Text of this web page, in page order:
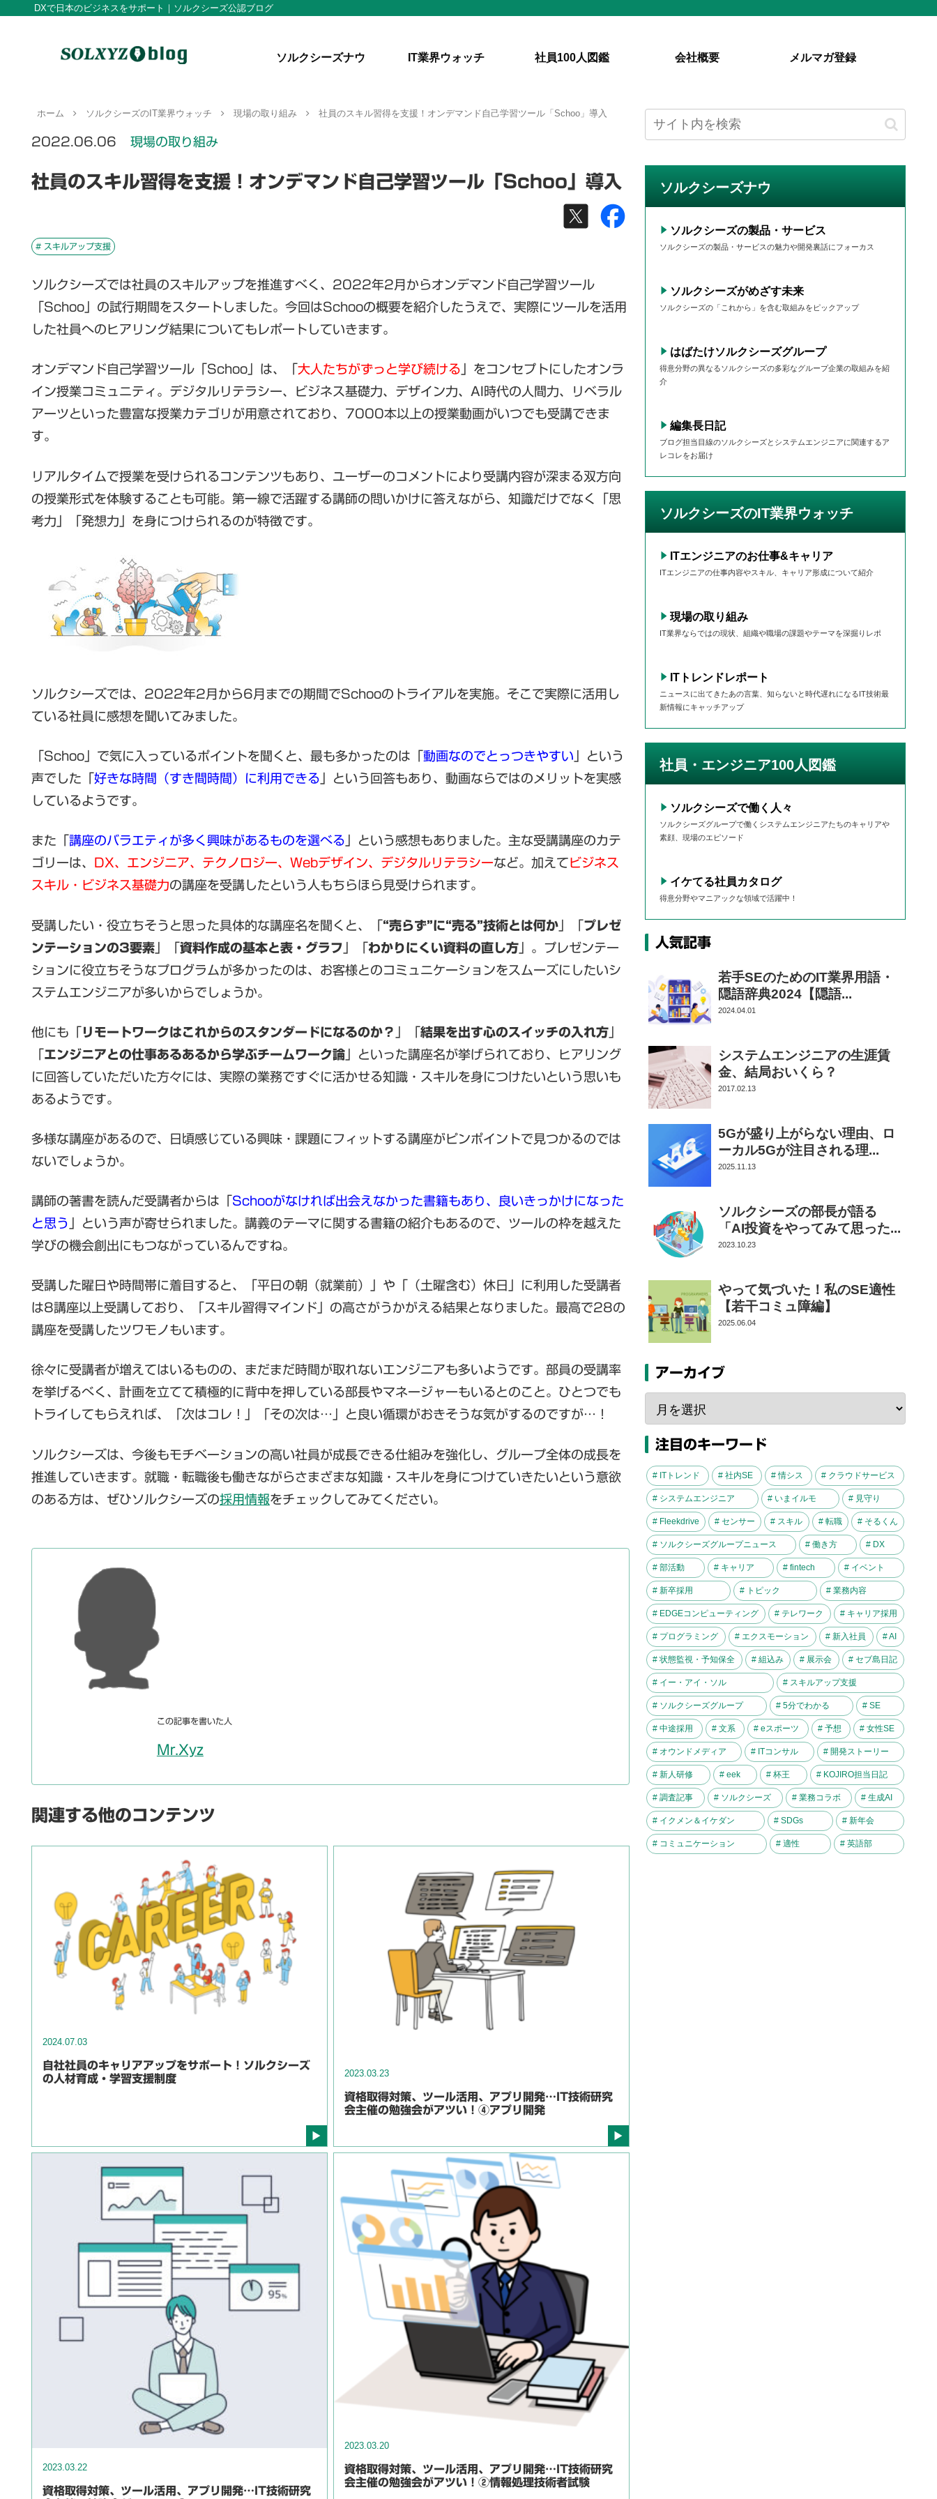
DXで日本のビジネスをサポート｜ソルクシーズ公認ブログ
ソルクシーズナウ IT業界ウォッチ 社員100人図鑑 会社概要 メルマガ登録
ホーム ソルクシーズのIT業界ウォッチ 現場の取り組み 社員のスキル習得を支援！オンデマンド自己学習ツール「Schoo」導入
2022.06.06 現場の取り組み
社員のスキル習得を支援！オンデマンド自己学習ツール「Schoo」導入
# スキルアップ支援
ソルクシーズでは社員のスキルアップを推進すべく、2022年2月からオンデマンド自己学習ツール
「Schoo」の試行期間をスタートしました。今回はSchooの概要を紹介したうえで、実際にツールを活用
した社員へのヒアリング結果についてもレポートしていきます。
オンデマンド自己学習ツール「Schoo」は、「 大人たちがずっと学び続ける 」をコンセプトにしたオンラ
イン授業コミュニティ。デジタルリテラシー、ビジネス基礎力、デザイン力、AI時代の人間力、リベラル
アーツといった豊富な授業カテゴリが用意されており、7000本以上の授業動画がいつでも受講できま
す。
リアルタイムで授業を受けられるコンテンツもあり、ユーザーのコメントにより受講内容が深まる双方向
の授業形式を体験することも可能。第一線で活躍する講師の問いかけに答えながら、知識だけでなく「思
考力」「発想力」を身につけられるのが特徴です。
ソルクシーズでは、2022年2月から6月までの期間でSchooのトライアルを実施。そこで実際に活用し
ている社員に感想を聞いてみました。
「Schoo」で気に入っているポイントを聞くと、最も多かったのは「 動画なのでとっつきやすい 」という
声でした「 好きな時間（すき間時間）に利用できる 」という回答もあり、動画ならではのメリットを実感
しているようです。
また「 講座のバラエティが多く興味があるものを選べる 」という感想もありました。主な受講講座のカテ
ゴリーは、
DX、エンジニア、テクノロジー、Webデザイン、デジタルリテラシーなど。加えて ビジネス
スキル・ビジネス基礎力の講座を受講したという人もちらほら見受けられます。
受講したい・役立ちそうと思った具体的な講座名を聞くと、「 “売らず”に“売る”技術とは何か
プレゼ
ンテーションの3要素
資料作成の基本と表・グラフ わかりにくい資料の直し方 」。プレゼンテー
ションに役立ちそうなプログラムが多かったのは、お客様とのコミュニケーションをスムーズにしたいシ
ステムエンジニアが多いからでしょうか。
他にも「 リモートワークはこれからのスタンダードになるのか？ 結果を出す心のスイッチの入れ方
エンジニアとの仕事あるあるから学ぶチームワーク論 」といった講座名が挙げられており、ヒアリング
に回答していただいた方々には、実際の業務ですぐに活かせる知識・スキルを身につけたいという思いも
あるようです。
多様な講座があるので、日頃感じている興味・課題にフィットする講座がピンポイントで見つかるのでは
ないでしょうか。
講師の著書を読んだ受講者からは「 Schooがなければ出会えなかった書籍もあり、良いきっかけになった
と思う
」という声が寄せられました。講義のテーマに関する書籍の紹介もあるので、ツールの枠を越えた
学びの機会創出にもつながっているんですね。
受講した曜日や時間帯に着目すると、「平日の朝（就業前）」や「（土曜含む）休日」に利用した受講者
は8講座以上受講しており、「スキル習得マインド」の高さがうかがえる結果となりました。最高で28の
講座を受講したツワモノもいます。
徐々に受講者が増えてはいるものの、まだまだ時間が取れないエンジニアも多いようです。部員の受講率
を挙げるべく、計画を立てて積極的に背中を押している部長やマネージャーもいるとのこと。ひとつでも
トライしてもらえれば、「次はコレ！」「その次は…」と良い循環がおきそうな気がするのですが…！
ソルクシーズは、今後もモチベーションの高い社員が成長できる仕組みを強化し、グループ全体の成長を
推進していきます。就職・転職後も働きながらさまざまな知識・スキルを身につけていきたいという意欲
のある方は、ぜひソルクシーズの採用情報をチェックしてみてください。
この記事を書いた人
Mr.Xyz
関連する他のコンテンツ
2024.07.03
自社社員のキャリアアップをサポート！ソルクシーズ
の人材育成・学習支援制度
2023.03.23
資格取得対策、ツール活用、アプリ開発…IT技術研究
会主催の勉強会がアツい！④アプリ開発
2023.03.22
資格取得対策、ツール活用、アプリ開発…IT技術研究
2023.03.20
資格取得対策、ツール活用、アプリ開発…IT技術研究
会主催の勉強会がアツい！②情報処理技術者試験
ソルクシーズナウ
ソルクシーズの製品・サービス
ソルクシーズの製品・サービスの魅力や開発裏話にフォーカス
ソルクシーズがめざす未来
ソルクシーズの「これから」を含む取組みをピックアップ
はばたけソルクシーズグループ
得意分野の異なるソルクシーズの多彩なグループ企業の取組みを紹
介
編集長日記
ブログ担当目線のソルクシーズとシステムエンジニアに関連するア
レコレをお届け
ソルクシーズのIT業界ウォッチ
ITエンジニアのお仕事&キャリア
ITエンジニアの仕事内容やスキル、キャリア形成について紹介
現場の取り組み
IT業界ならではの現状、組織や職場の課題やテーマを深掘りレポ
ITトレンドレポート
ニュースに出てきたあの言葉、知らないと時代遅れになるIT技術最
新情報にキャッチアップ
社員・エンジニア100人図鑑
ソルクシーズで働く人々
ソルクシーズグループで働くシステムエンジニアたちのキャリアや
素顔、現場のエピソード
イケてる社員カタログ
得意分野やマニアックな領域で活躍中！
人気記事
若手SEのためのIT業界用語・
隠語辞典2024【隠語...
2024.04.01
システムエンジニアの生涯賃
金、結局おいくら？
2017.02.13
5Gが盛り上がらない理由、ロ
ーカル5Gが注目される理...
2025.11.13
ソルクシーズの部長が語る
「AI投資をやってみて思った...
2023.10.23
やって気づいた！私のSE適性
【若干コミュ障編】
2025.06.04
アーカイブ
注目のキーワード
# ITトレンド # 社内SE # 情シス # クラウドサービス
# システムエンジニア # いまイルモ # 見守り
# Fleekdrive # センサー # スキル # 転職 # そるくん
# ソルクシーズグループニュース # 働き方 # DX
# 部活動 # キャリア # fintech # イベント
# 新卒採用 # トピック # 業務内容
# EDGEコンピューティング # テレワーク # キャリア採用
# プログラミング # エクスモーション # 新入社員 # AI
# 状態監視・予知保全 # 組込み # 展示会 # セブ島日記
# イー・アイ・ソル # スキルアップ支援
# ソルクシーズグループ # 5分でわかる # SE
# 中途採用 # 文系 # eスポーツ # 予想 # 女性SE
# オウンドメディア # ITコンサル # 開発ストーリー
# 新人研修 # eek # 杯王 # KOJIRO担当日記
# 調査記事 # ソルクシーズ # 業務コラボ # 生成AI
# イクメン＆イケダン # SDGs # 新年会
# コミュニケーション # 適性 # 英語部